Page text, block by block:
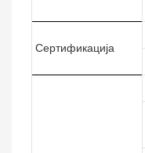
Сертификација